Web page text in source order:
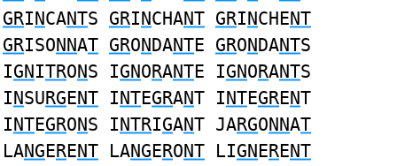
GRINCANTS GRINCHANT GRINCHENT
GRISONNAT GRONDANTE GRONDANTS
IGNITRONS IGNORANTE IGNORANTS
INSURGENT INTEGRANT INTEGRENT
INTEGRONS INTRIGANT JARGONNAT
LANGERENT LANGERONT LIGNERENT